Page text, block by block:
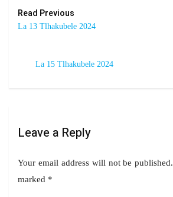
Read Previous
La 13 Tlhakubele 2024
La 15 Tlhakubele 2024
Leave a Reply
Your email address will not be published.
marked *